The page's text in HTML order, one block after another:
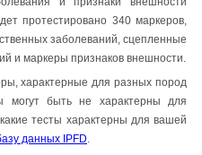
протестировано 340 маркеров,
заболеваний, сцепленные
и маркеры признаков внешности.
характерные для разных пород
могут быть не характерны для
тесты характерны для вашей
данных IPFD